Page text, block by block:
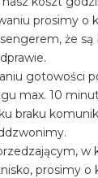
prosimy o
że są
gotowości
max. 10
braku
prosimy